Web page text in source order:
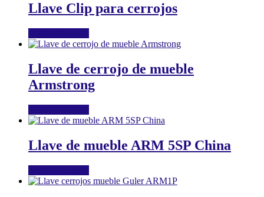
Llave Clip para cerrojos
Llave de cerrojo de mueble
Armstrong
Llave de mueble ARM 5SP China